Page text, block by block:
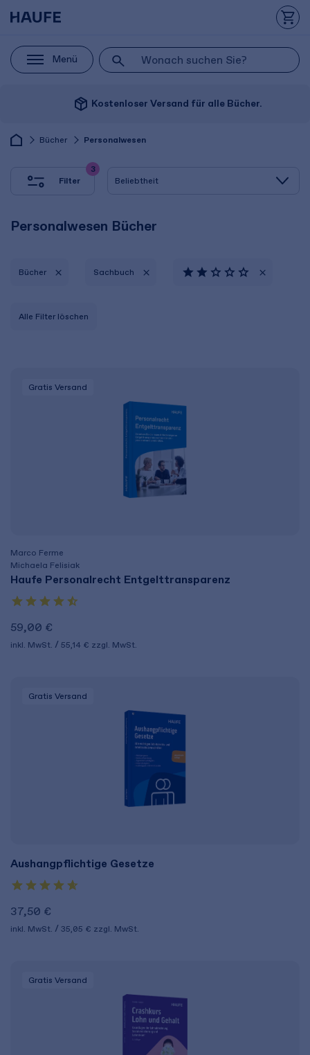
Menü
package_2 Kostenloser Versand für alle Bücher.
Bücher Personalwesen
Filter
3
Personalwesen Bücher
Bücher Sachbuch
Alle Filter löschen
Gratis Versand
Marco Ferme
Michaela Felisiak
Haufe Personalrecht Entgelttransparenz
59,00 €
inkl. MwSt. 55,14 € zzgl. MwSt.
Gratis Versand
Aushangpflichtige Gesetze
37,50 €
inkl. MwSt. 35,05 € zzgl. MwSt.
Gratis Versand